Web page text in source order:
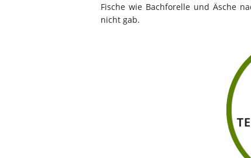
Fische wie Bachforelle und Äsche
nicht gab.